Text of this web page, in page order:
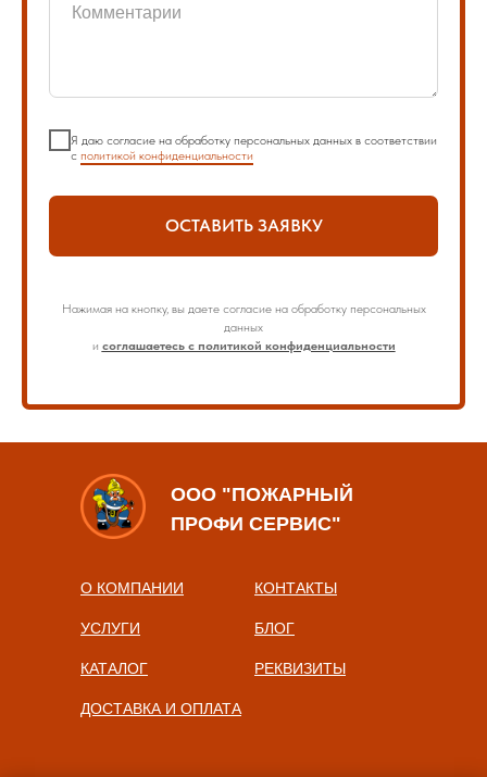
Я даю согласие на обработку персональных данных в соответствии
с политикой конфиденциальности
ОСТАВИТЬ ЗАЯВКУ
Нажимая на кнопку, вы даете согласие на обработку персональных
данных
и соглашаетесь с политикой конфиденциальности
ООО "ПОЖАРНЫЙ
ПРОФИ СЕРВИС"
О КОМПАНИИ
УСЛУГИ
КАТАЛОГ
ДОСТАВКА И ОПЛАТА
КОНТАКТЫ
РЕКВИЗИТЫ
БЛОГ